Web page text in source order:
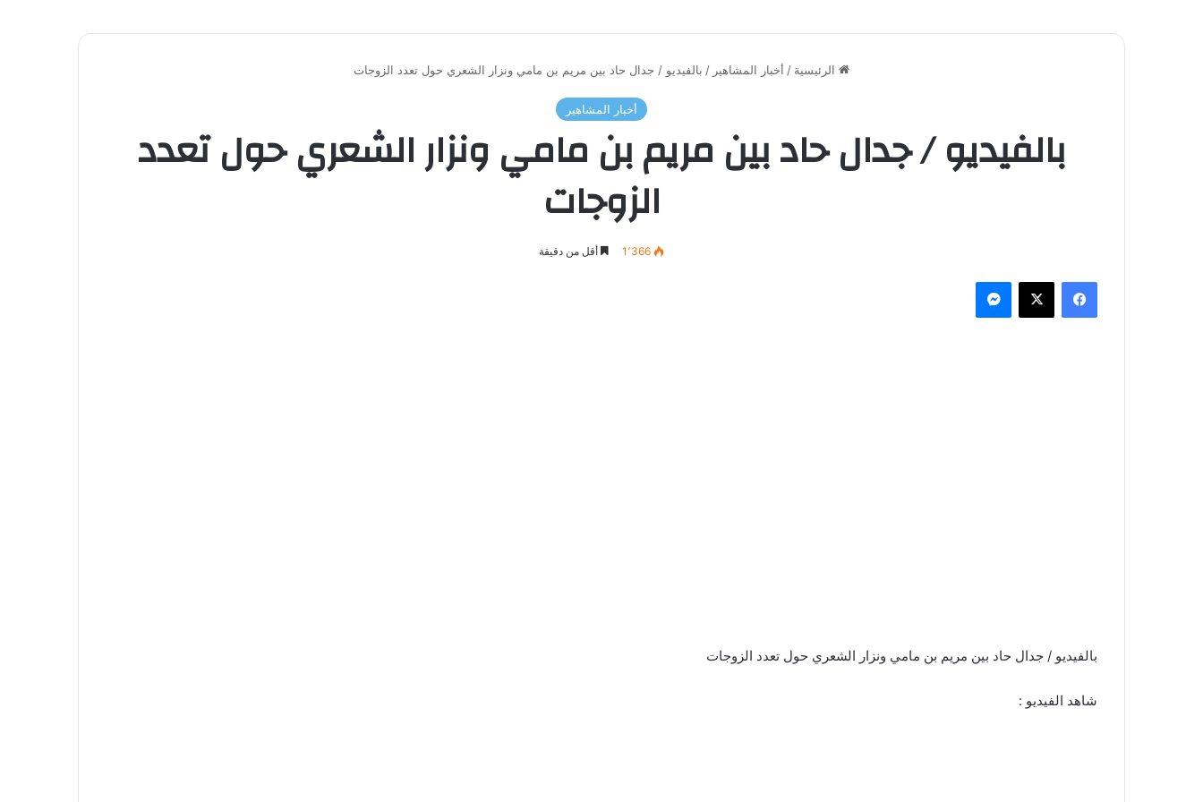
الرئيسية / أخبار المشاهير / بالفيديو / جدال حاد بين مريم بن مامي ونزار الشعري حول تعدد الزوجات
أخبار المشاهير
بالفيديو / جدال حاد بين مريم بن مامي ونزار الشعري حول تعدد
الزوجات
1٬366 أقل من دقيقة
فيسبوك
بالفيديو / جدال حاد بين مريم بن مامي ونزار الشعري حول تعدد الزوجات
شاهد الفيديو :